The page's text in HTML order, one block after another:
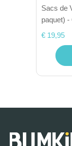
Sacs de
paquet) -
€ 19,95